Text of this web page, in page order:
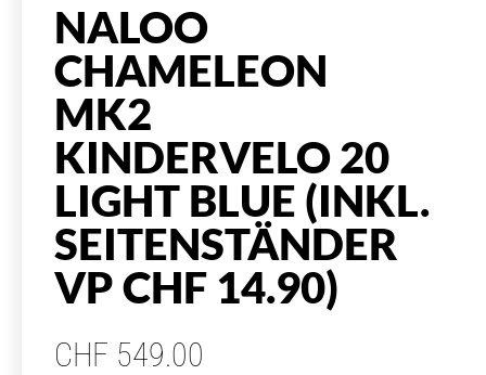
NALOO
CHAMELEON
MK2
KINDERVELO 20
LIGHT BLUE (INKL.
SEITENSTÄNDER
VP CHF 14.90)
CHF 549.00